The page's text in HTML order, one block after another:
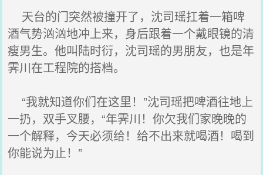
天台的门突然被撞开了，沈司瑶扛着一箱啤
酒气势汹汹地冲上来，身后跟着一个戴眼镜的清
瘦男生。他叫陆时衍，沈司瑶的男朋友，也是年
霁川在工程院的搭档。
“我就知道你们在这里！”沈司瑶把啤酒往地上
一扔，双手叉腰，“年霁川！你欠我们家晚晚的
一个解释，今天必须给！给不出来就喝酒！喝到
你能说为止！”